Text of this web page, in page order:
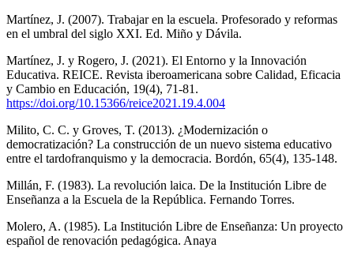
Martínez, J. (2007). Trabajar en la escuela. Profesorado y reformas
en el umbral del siglo XXI. Ed. Miño y Dávila.
Martínez, J. y Rogero, J. (2021). El Entorno y la Innovación
Educativa. REICE. Revista iberoamericana sobre Calidad, Eficacia
y Cambio en Educación, 19(4), 71-81.
https://doi.org/10.15366/reice2021.19.4.004
Milito, C. C. y Groves, T. (2013). ¿Modernización o
democratización? La construcción de un nuevo sistema educativo
entre el tardofranquismo y la democracia. Bordón, 65(4), 135-148.
Millán, F. (1983). La revolución laica. De la Institución Libre de
Enseñanza a la Escuela de la República. Fernando Torres.
Molero, A. (1985). La Institución Libre de Enseñanza: Un proyecto
español de renovación pedagógica. Anaya